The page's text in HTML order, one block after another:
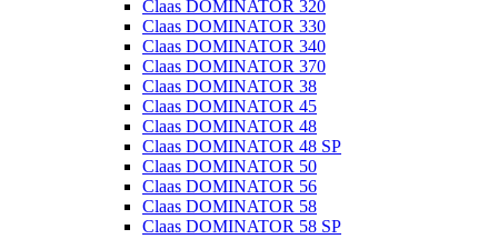
Claas DOMINATOR 320
Claas DOMINATOR 330
Claas DOMINATOR 340
Claas DOMINATOR 370
Claas DOMINATOR 38
Claas DOMINATOR 45
Claas DOMINATOR 48
Claas DOMINATOR 48 SP
Claas DOMINATOR 50
Claas DOMINATOR 56
Claas DOMINATOR 58
Claas DOMINATOR 58 SP